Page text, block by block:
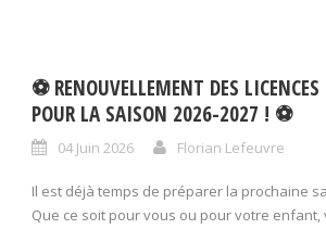
⚽ RENOUVELLEMENT DES
POUR LA SAISON 2026-2027 ! ⚽
04 Juin 2026 Florian Lefeuvre
Il est déjà temps de préparer la prochaine
Que ce soit pour vous ou pour votre enfant,